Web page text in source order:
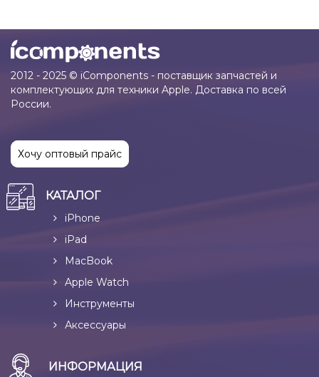
2012 - 2025 © iComponents - поставщик запчастей и
комплектующих для техники Apple. Доставка по всей
России.
Хочу оптовый прайс
КАТАЛОГ
iPhone
iPad
MacBook
Apple Watch
Инструменты
Аксессуары
ИНФОРМАЦИЯ